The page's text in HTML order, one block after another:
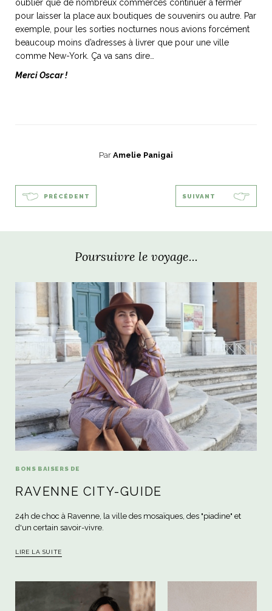
oublier que de nombreux commerces continuer à fermer
pour laisser la place aux boutiques de souvenirs ou autre. Par
exemple, pour les sorties nocturnes nous avions forcément
beaucoup moins d’adresses à livrer que pour une ville
comme New-York. Ça va sans dire…
Merci Oscar !
Par Amelie Panigai
PRÉCÉDENT SUIVANT
Poursuivre le voyage...
BONS BAISERS DE
RAVENNE CITY-GUIDE
24h de choc à Ravenne, la ville des mosaïques, des "piadine" et
d'un certain savoir-vivre.
LIRE LA SUITE